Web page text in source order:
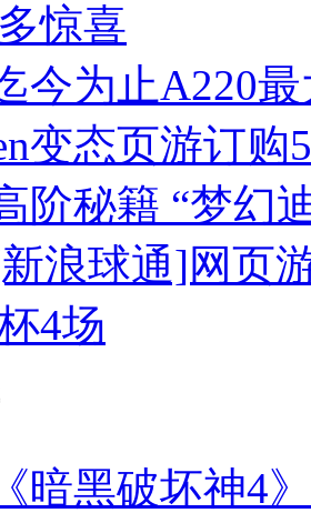
惊喜
今为止A220
变态页游订购
阶秘籍 “梦幻
浪球通]网页
4场
《暗黑破坏神4